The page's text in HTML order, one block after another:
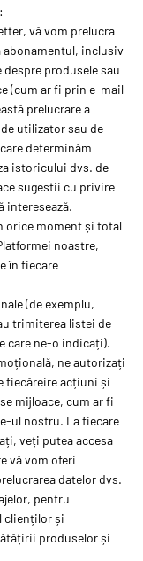
vă vom prelucra
abonamentul, inclusiv
produsele sau
(cum ar fi prin e-mail
prelucrare a
utilizator sau de
determinăm
istoricului dvs. de
sugestii cu privire
interesează.
orice moment și total
noastre,
în fiecare
(de exemplu,
trimiterea listei de
care ne-o indicați).
ne autorizați
fiecăreire acțiuni și
mijloace, cum ar fi
ul nostru. La fiecare
veți putea accesa
vă vom oferi
datelor dvs.
pentru
clienților și
produselor și